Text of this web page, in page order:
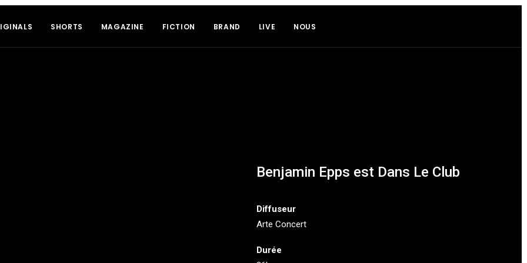
SHORTS MAGAZINE FICTION BRAND LIVE NOUS
Benjamin Epps est Dans Le Club
Diffuseur
Arte Concert
Durée